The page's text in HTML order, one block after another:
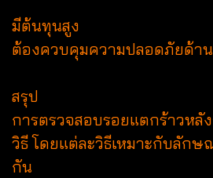
มีต้นทุนสูง
ต้องควบคุมความปลอดภัยด้า
สรุป
การตรวจสอบรอยแตกร้าวหลั
วิธี โดยแต่ละวิธีเหมาะกับลัก
กัน